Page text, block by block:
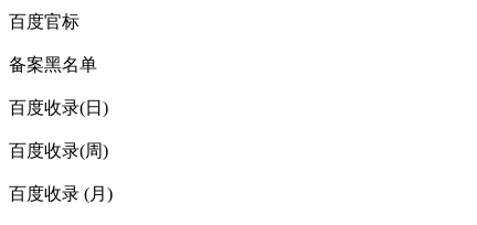
百度官标
备案黑名单
百度收录(日)
百度收录(周)
百度收录 (月)